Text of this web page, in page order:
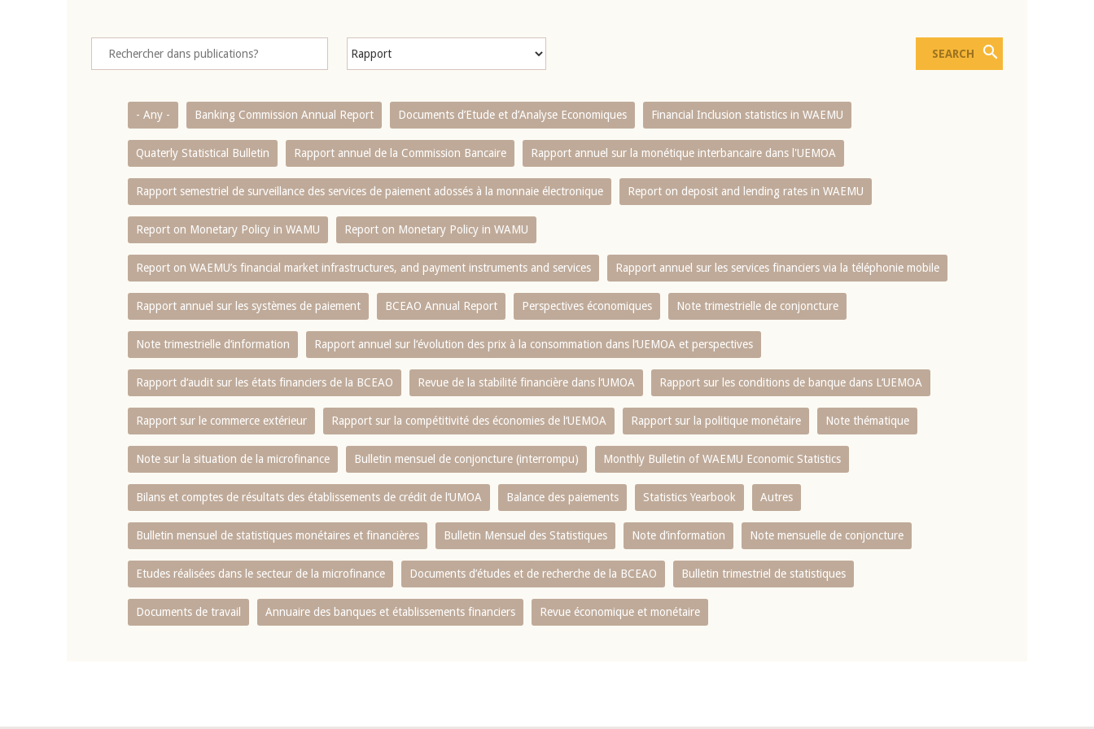
- Any - Banking Commission Annual Report Documents d’Etude et d’Analyse Economiques Financial Inclusion statistics in WAEMU
Quaterly Statistical Bulletin Rapport annuel de la Commission Bancaire Rapport annuel sur la monétique interbancaire dans l'UEMOA
Rapport semestriel de surveillance des services de paiement adossés à la monnaie électronique Report on deposit and lending rates in WAEMU
Report on Monetary Policy in WAMU Report on Monetary Policy in WAMU
Report on WAEMU’s financial market infrastructures, and payment instruments and services Rapport annuel sur les services financiers via la téléphonie mobile
Rapport annuel sur les systèmes de paiement BCEAO Annual Report Perspectives économiques Note trimestrielle de conjoncture
Note trimestrielle d‘information Rapport annuel sur l‘évolution des prix à la consommation dans l‘UEMOA et perspectives
Rapport d‘audit sur les états financiers de la BCEAO Revue de la stabilité financière dans l‘UMOA Rapport sur les conditions de banque dans L‘UEMOA
Rapport sur le commerce extérieur Rapport sur la compétitivité des économies de l‘UEMOA Rapport sur la politique monétaire Note thématique
Note sur la situation de la microfinance Bulletin mensuel de conjoncture (interrompu) Monthly Bulletin of WAEMU Economic Statistics
Bilans et comptes de résultats des établissements de crédit de l‘UMOA Balance des paiements Statistics Yearbook Autres
Bulletin mensuel de statistiques monétaires et financières Bulletin Mensuel des Statistiques Note d’information Note mensuelle de conjoncture
Etudes réalisées dans le secteur de la microfinance Documents d’études et de recherche de la BCEAO Bulletin trimestriel de statistiques
Documents de travail Annuaire des banques et établissements financiers Revue économique et monétaire